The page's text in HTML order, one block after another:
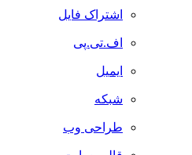
اشتراک فایل
اف.تی.پی
ایمیل
شبکه
طراحی وب